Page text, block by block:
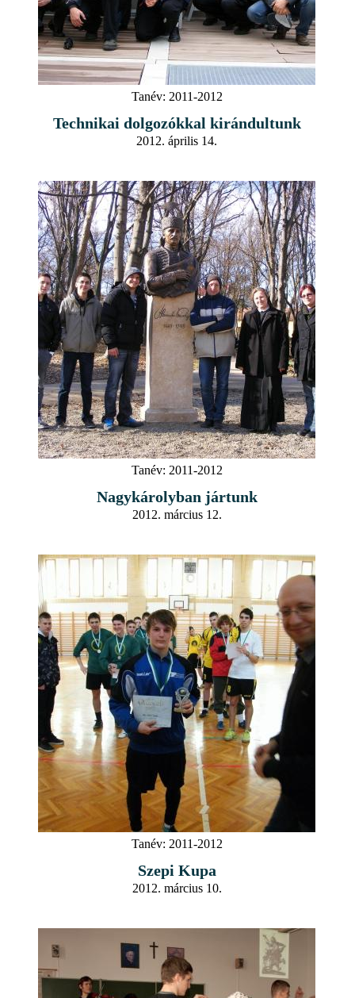
Tanév: 2011-2012
Technikai dolgozókkal kirándultunk
2012. április 14.
Tanév: 2011-2012
Nagykárolyban jártunk
2012. március 12.
Tanév: 2011-2012
Szepi Kupa
2012. március 10.